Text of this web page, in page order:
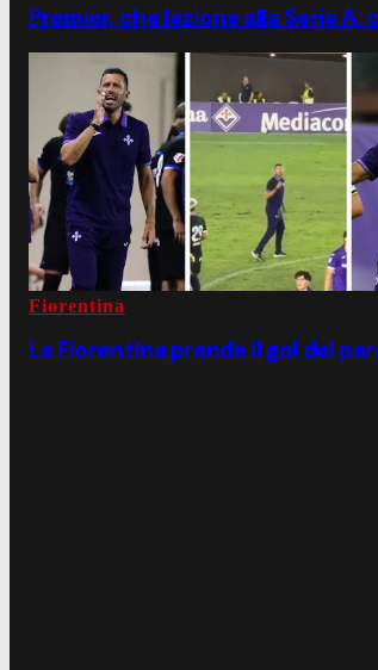
Premier, che lezione alla Serie
Fiorentina
La Fiorentina prende il gol del